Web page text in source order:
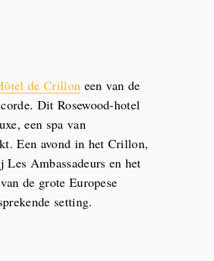
de Crillon een van de
Dit Rosewood-hotel
een spa van
Een avond in het Crillon,
Ambassadeurs en het
de grote Europese
setting.